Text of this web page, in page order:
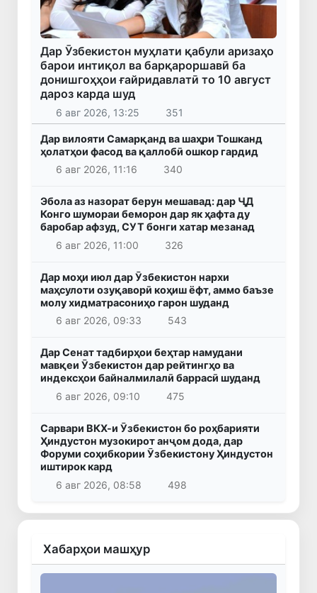
Дар Ӯзбекистон муҳлати қабули аризаҳо
барои интиқол ва барқароршавӣ ба
донишгоҳҳои ғайридавлатӣ то 10 август
дароз карда шуд
6 авг 2026, 13:25 351
Дар вилояти Самарқанд ва шаҳри Тошканд
ҳолатҳои фасод ва қаллобӣ ошкор гардид
6 авг 2026, 11:16
340
Эбола аз назорат берун мешавад: дар ҶД
Конго шумораи беморон дар як ҳафта ду
баробар афзуд, СУТ бонги хатар мезанад
6 авг 2026, 11:00
326
Дар моҳи июл дар Ӯзбекистон нархи
маҳсулоти озуқаворӣ коҳиш ёфт, аммо баъзе
молу хидматрасониҳо гарон шуданд
6 авг 2026, 09:33
543
Дар Сенат тадбирҳои беҳтар намудани
мавқеи Ӯзбекистон дар рейтингҳо ва
индексҳои байналмилалӣ баррасӣ шуданд
6 авг 2026, 09:10
475
Сарвари ВКХ-и Ӯзбекистон бо роҳбарияти
Ҳиндустон музокирот анҷом дода, дар
Форуми соҳибкории Ӯзбекистону Ҳиндустон
иштирок кард
6 авг 2026, 08:58
498
Хабарҳои машҳур